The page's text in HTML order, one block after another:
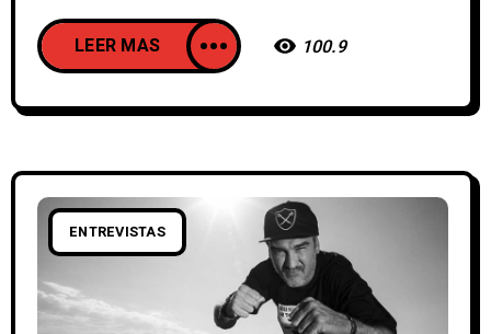
LEER MAS 100.9
ENTREVISTAS